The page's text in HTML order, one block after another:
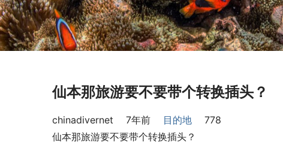
仙本那旅游要不要带个转换插头？
chinadivernet 7年前 目的地
778
仙本那旅游要不要带个转换插头？